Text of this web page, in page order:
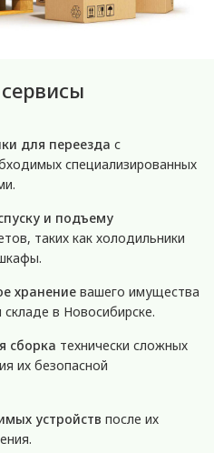
для переезда с
специализированных
и подъему
таких как холодильники
хранение вашего имущества
в Новосибирске.
сборка технически сложных
их безопасной
устройств после их